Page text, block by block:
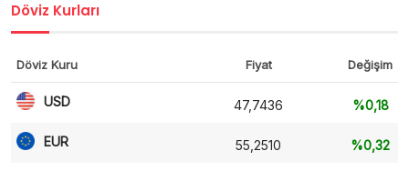
Döviz Kurları
Döviz Kuru Fiyat Değişim
USD 47,7436 %0,18
EUR 55,2510 %0,32